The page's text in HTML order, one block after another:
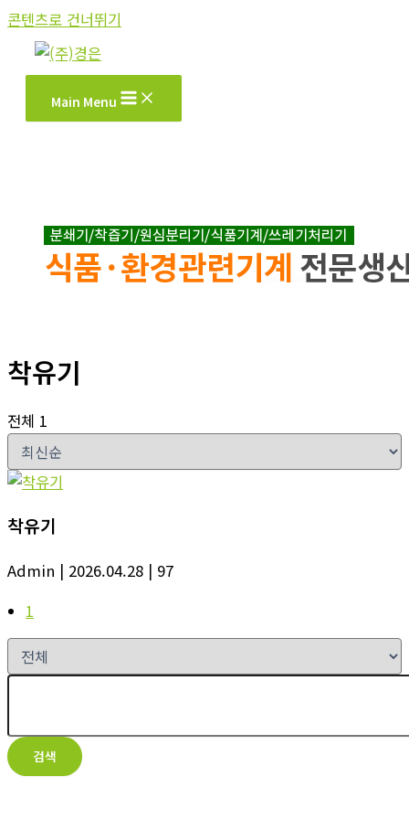
콘텐츠로 건너뛰기
Main Menu
착유기
전체 1
착유기
Admin | 2026.04.28 | 97
1
검색